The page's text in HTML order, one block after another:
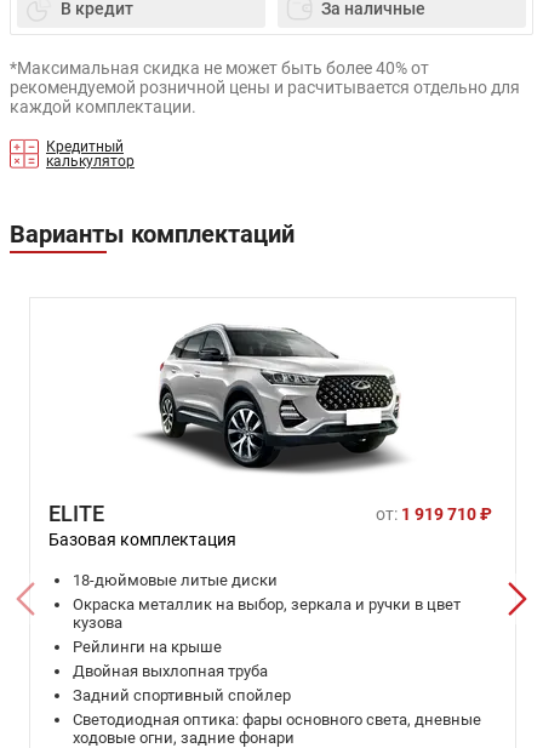
В кредит За наличные
*Максимальная скидка не может быть более 40% от
рекомендуемой розничной цены и расчитывается отдельно для
каждой комплектации.
Кредитный
калькулятор
Варианты комплектаций
ELITE от: 1 919 710 ₽
Базовая комплектация
18-дюймовые литые диски
Окраска металлик на выбор, зеркала и ручки в цвет
кузова
Рейлинги на крыше
Двойная выхлопная труба
Задний спортивный спойлер
Светодиодная оптика: фары основного света, дневные
ходовые огни, задние фонари